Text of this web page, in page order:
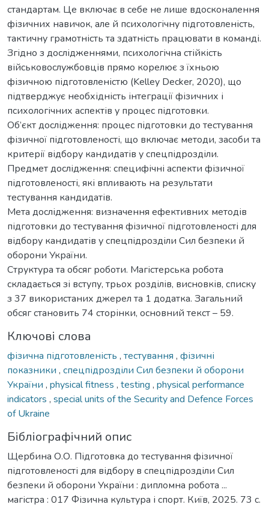
стандартам. Це включає в себе не лише вдосконалення
фізичних навичок, але й психологічну підготовленість,
тактичну грамотність та здатність працювати в команді.
Згідно з дослідженнями, психологічна стійкість
військовослужбовців прямо корелює з їхньою
фізичною підготовленістю (Kelley Decker, 2020), що
підтверджує необхідність інтеграції фізичних і
психологічних аспектів у процес підготовки.
Об’єкт дослідження: процес підготовки до тестування
фізичної підготовленості, що включає методи, засоби та
критерії відбору кандидатів у спецпідрозділи.
Предмет дослідження: специфічні аспекти фізичної
підготовленості, які впливають на результати
тестування кандидатів.
Мета дослідження: визначення ефективних методів
підготовки до тестування фізичної підготовленості для
відбору кандидатів у спецпідрозділи Сил безпеки й
оборони України.
Структура та обсяг роботи. Магістерська робота
складається зі вступу, трьох розділів, висновків, списку
з 37 використаних джерел та 1 додатка. Загальний
обсяг становить 74 сторінки, основний текст – 59.
Ключові слова
фізична підготовленість , тестування , фізичні
показники , спецпідрозділи Сил безпеки й оборони
України , physical fitness , testing , physical performance
indicators , special units of the Security and Defence Forces
of Ukraine
Бібліографічний опис
Щербина О.О. Підготовка до тестування фізичної
підготовленості для відбору в спецпідрозділи Сил
безпеки й оборони України : дипломна робота ...
магістра : 017 Фізична культура і спорт. Київ, 2025. 73 с.